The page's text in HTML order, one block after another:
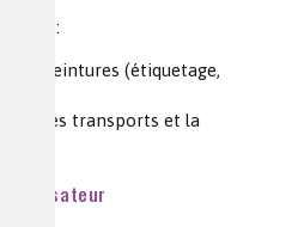
de :
de peintures (étiquetage,
dans les transports et la
l’utilisateur